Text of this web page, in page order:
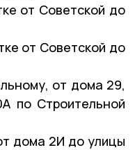
от Советской до
от Советской до
от дома 29,
по Строительной
дома 2И до улицы